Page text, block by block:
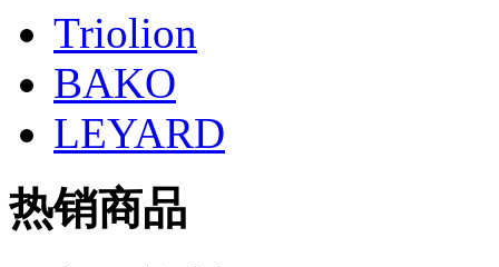
Triolion
BAKO
LEYARD
热销商品